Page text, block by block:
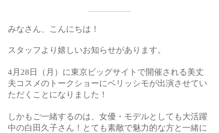
みなさん、こんにちは！
スタッフより嬉しいお知らせがあります。
4月28日（月）に東京ビッグサイトで開催される美丈
夫コスメのトークショーにベリッシモが出演させてい
ただくことになりました！
しかもご一緒するのは、女優・モデルとしても大活躍
中の白田久子さん！とても素敵で魅力的な方と一緒に